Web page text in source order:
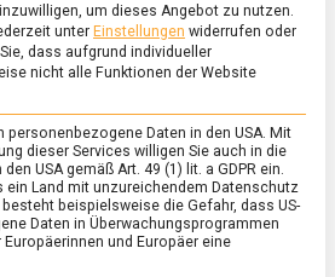
/FEATURED
Lass
um dieses Angebot zu nutzen.
unter Einstellungen widerrufen oder
dass aufgrund individueller
nicht alle Funktionen der Website
personenbezogene Daten in den USA. Mit
dieser Services willigen Sie auch in die
USA gemäß Art. 49 (1) lit. a GDPR ein.
ein Land mit unzureichendem Datenschutz
beispielsweise die Gefahr, dass US-
Daten in Überwachungsprogrammen
und Europäer eine